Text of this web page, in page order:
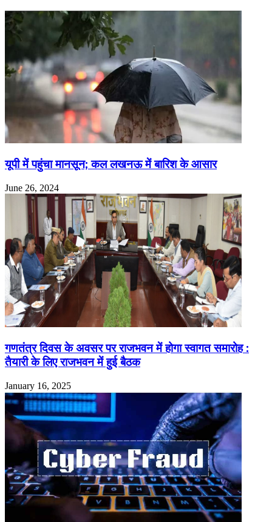
यूपी में पहुंचा मानसून; कल लखनऊ में बारिश के आसार
June 26, 2024
गणतंत्र दिवस के अवसर पर राजभवन में होगा स्वागत समारोह :
तैयारी के लिए राजभवन में हुई बैठक
January 16, 2025